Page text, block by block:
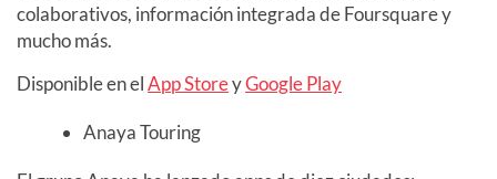
colaborativos, información integrada de Foursquare y
mucho más.
Disponible en elApp StoreyGoogle Play
Anaya Touring